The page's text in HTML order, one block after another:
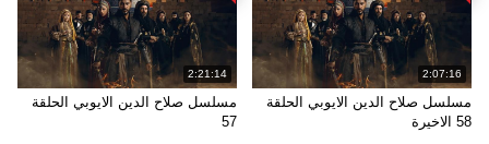
2:07:16
مسلسل صلاح الدين الايوبي الحلقة
58 الاخيرة
2:21:14
مسلسل صلاح الدين الايوبي الحلقة
57